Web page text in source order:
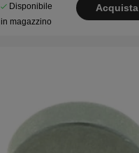
Disponibile
in magazzino
Acquista